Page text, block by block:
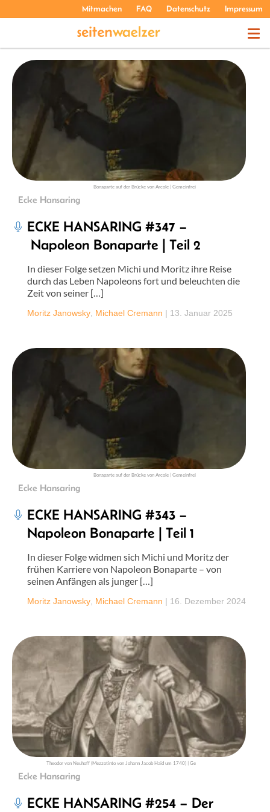
Mitmachen FAQ Datenschutz Impressum
THEMEN
PODCASTS
Bonaparte auf der Brücke von Arcole | Gemeinfrei
Ecke Hansaring
ECKE HANSARING #347 –
Napoleon Bonaparte | Teil 2
In dieser Folge setzen Michi und Moritz ihre Reise
durch das Leben Napoleons fort und beleuchten die
Zeit von seiner […]
Moritz Janowsky Michael Cremann | 13. Januar 2025
Bonaparte auf der Brücke von Arcole | Gemeinfrei
Ecke Hansaring
ECKE HANSARING #343 –
Napoleon Bonaparte | Teil 1
In dieser Folge widmen sich Michi und Moritz der
frühen Karriere von Napoleon Bonaparte – von
seinen Anfängen als junger […]
Moritz Janowsky Michael Cremann | 16. Dezember 2024
Theodor von Neuhoff (Mezzotinto von Johann Jacob Haid um 1740) | Ge
Ecke Hansaring
ECKE HANSARING #254 – Der